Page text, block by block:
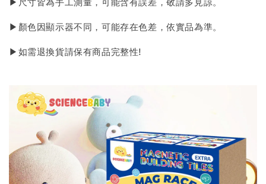
▶尺寸皆為手工測量，可能含有誤差，敬請多見諒。
▶顏色因顯示器不同，可能存在色差，依實品為準。
▶如需退換貨請保有商品完整性!